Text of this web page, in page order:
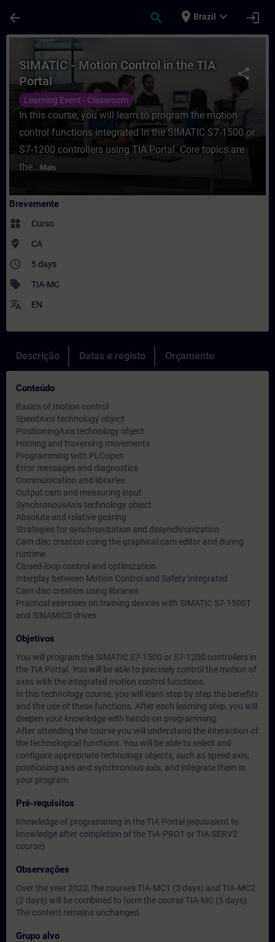
arrow_back search place Brazil expand_more login
Curso - SIMATIC - Motion Control in the
share
SIMATIC - Motion Control in the TIA
Portal
Learning Event - Classroom
In this course, you will learn to program the motion
control functions integrated in the SIMATIC S7-1500 or
S7-1200 controllers using TIA Portal. Core topics are
the... Mais
Brevemente
widgets Curso
where_to_vote CA
access_time 5 days
sell TIA-MC
translate EN
Descrição Datas e registo Orçamento
Conteúdo
Basics of motion control
SpeedAxis technology object
PositioningAxis technology object
Homing and traversing movements
Programming with PLCopen
Error messages and diagnostics
Communication and libraries
Output cam and measuring input
SynchronousAxis technology object
Absolute and relative gearing
Strategies for synchronization and desynchronization
Cam disc creation using the graphical cam editor and during
runtime
Closed-loop control and optimization
Interplay between Motion Control and Safety Integrated
Cam disc creation using libraries
Practical exercises on training devices with SIMATIC S7-1500T
and SINAMICS drives
Objetivos
You will program the SIMATIC S7-1500 or S7-1200 controllers in
the TIA Portal. You will be able to precisely control the motion of
axes with the integrated motion control functions.
In this technology course, you will learn step by step the benefits
and the use of these functions. After each learning step, you will
deepen your knowledge with hands-on programming.
After attending the course you will understand the interaction of
the technological functions. You will be able to select and
configure appropriate technology objects, such as speed axis,
positioning axis and synchronous axis, and integrate them in
your program.
Pré-requisitos
Knowledge of programming in the TIA Portal (equivalent to
knowledge after completion of the TIA-PRO1 or TIA-SERV2
course)
Observações
Over the year 2022, the courses TIA-MC1 (3 days) and TIA-MC2
(2 days) will be combined to form the course TIA-MC (5 days).
The content remains unchanged.
Grupo alvo